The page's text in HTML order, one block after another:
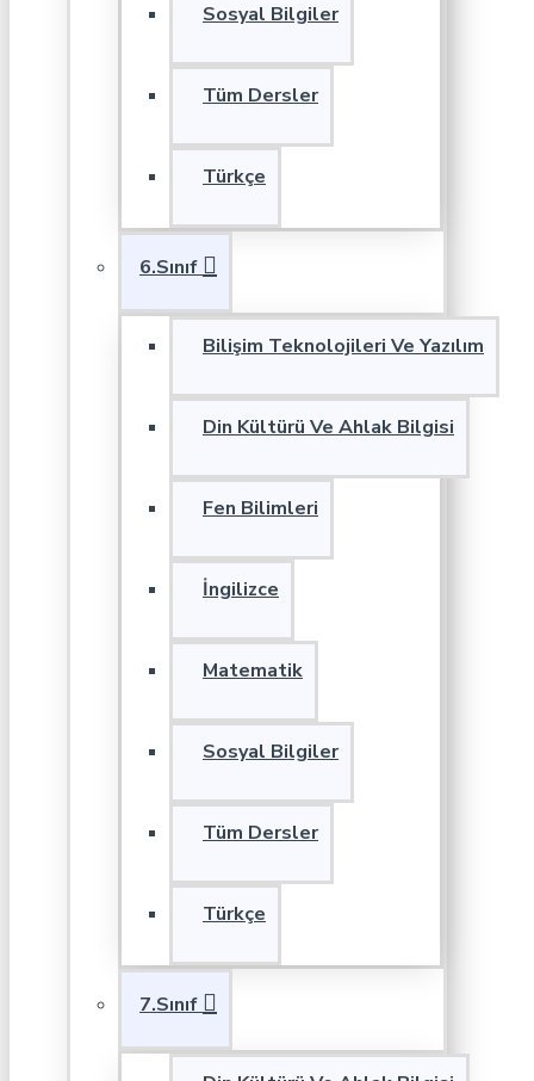
Sosyal Bilgiler
Tüm Dersler
Türkçe
6.Sınıf
Bilişim Teknolojileri Ve Yazılım
Din Kültürü Ve Ahlak Bilgisi
Fen Bilimleri
İngilizce
Matematik
Sosyal Bilgiler
Tüm Dersler
Türkçe
7.Sınıf